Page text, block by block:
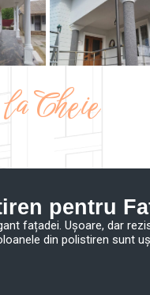
Cheie
pentru
fațadei. Ușoare, dar
din polistiren sunt